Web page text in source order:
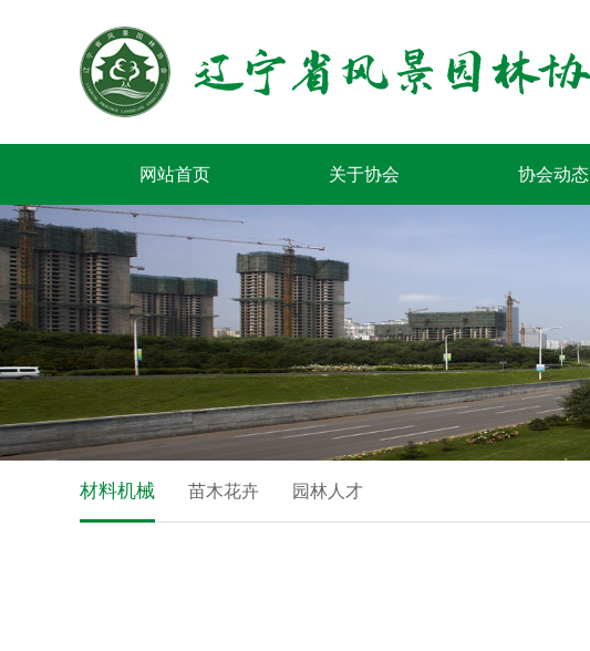
网站首页 关于协会 协会动态
材料机械 苗木花卉 园林人才